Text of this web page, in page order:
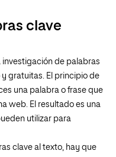
clave
investigación de palabras
gratuitas. El principio de
una palabra o frase que
web. El resultado es una
utilizar para
clave al texto, hay que